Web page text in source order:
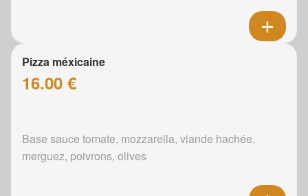
Pizza méxicaine
16.00 €
Base sauce tomate, mozzarella, viande hachée,
merguez, poivrons, olives